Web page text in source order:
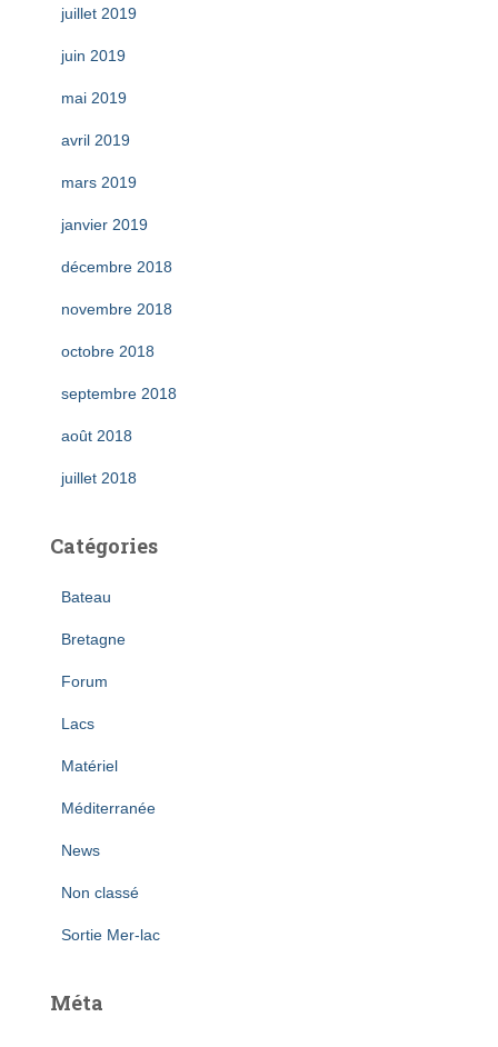
juillet 2019
juin 2019
mai 2019
avril 2019
mars 2019
janvier 2019
décembre 2018
novembre 2018
octobre 2018
septembre 2018
août 2018
juillet 2018
Catégories
Bateau
Bretagne
Forum
Lacs
Matériel
Méditerranée
News
Non classé
Sortie Mer-lac
Méta